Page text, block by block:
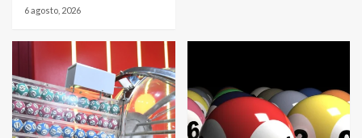
6 agosto, 2026